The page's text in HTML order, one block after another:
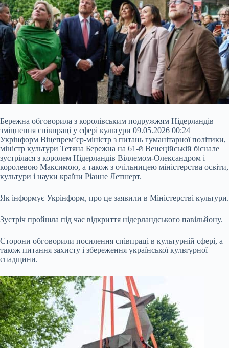
Бережна обговорила з королівським подружжям Нідерландів
зміцнення співпраці у сфері культури 09.05.2026 00:24
Укрінформ Віцепрем’єр-міністр з питань гуманітарної політики,
міністр культури Тетяна Бережна на 61-й Венеційській бієнале
зустрілася з королем Нідерландів Віллемом-Олександром і
королевою Максимою, а також з очільницею міністерства освіти,
культури і науки країни Ріанне Летшерт.
Як інформує Укрінформ, про це заявили в Міністерстві культури.
Зустріч пройшла під час відкриття нідерландського павільйону.
Сторони обговорили посилення співпраці в культурній сфері, а
також питання захисту і збереження української культурної
спадщини.